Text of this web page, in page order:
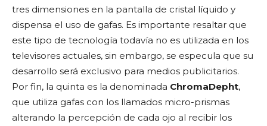
tres dimensiones en la pantalla de cristal líquido y
dispensa el uso de gafas. Es importante resaltar que
este tipo de tecnología todavía no es utilizada en los
televisores actuales, sin embargo, se especula que su
desarrollo será exclusivo para medios publicitarios.
Por fin, la quinta es la denominada ChromaDepht,
que utiliza gafas con los llamados micro-prismas
alterando la percepción de cada ojo al recibir los